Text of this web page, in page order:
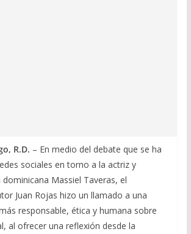
R.D. – En medio del debate que se ha
sociales en torno a la actriz y
Massiel Taveras, el
Juan Rojas hizo un llamado a una
responsable, ética y humana sobre
al ofrecer una reflexión desde la